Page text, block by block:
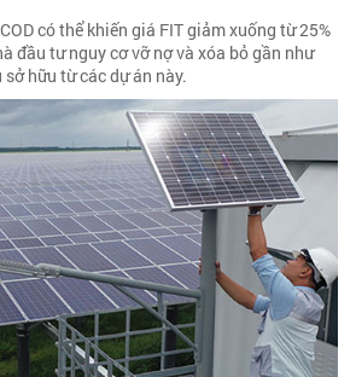
có thể khiến giá FIT giảm xuống từ 25%
đầu tư nguy cơ vỡ nợ và xóa bỏ gần như
hữu từ các dự án này.